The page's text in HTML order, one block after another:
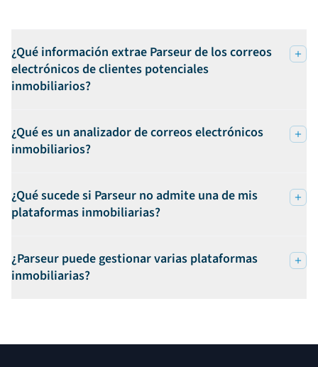
¿Qué información extrae Parseur de los correos
electrónicos de clientes potenciales
inmobiliarios?
¿Qué es un analizador de correos electrónicos
inmobiliarios?
¿Qué sucede si Parseur no admite una de mis
plataformas inmobiliarias?
¿Parseur puede gestionar varias plataformas
inmobiliarias?